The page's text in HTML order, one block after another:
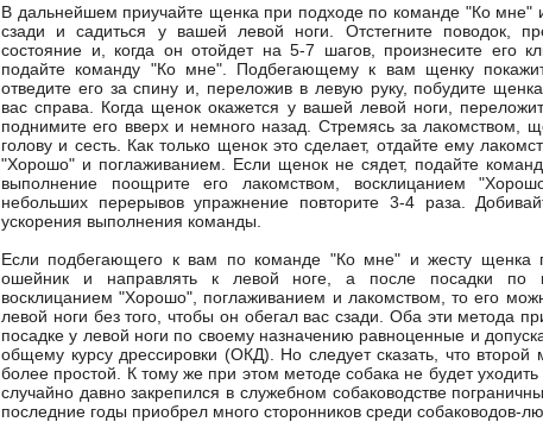
В дальнейшем приучайте щенка при подходе по команде "Ко мне"
сзади и садиться у вашей левой ноги. Отстегните поводок,
состояние и, когда он отойдет на 5-7 шагов, произнесите его
подайте команду "Ко мне". Подбегающему к вам щенку
отведите его за спину и, переложив в левую руку, побудите
вас справа. Когда щенок окажется у вашей левой ноги,
поднимите его вверх и немного назад. Стремясь за лакомством,
голову и сесть. Как только щенок это сделает, отдайте ему
"Хорошо" и поглаживанием. Если щенок не сядет, подайте
выполнение поощрите его лакомством, восклицанием
небольших перерывов упражнение повторите 3-4 раза.
ускорения выполнения команды.
Если подбегающего к вам по команде "Ко мне" и жесту щенка
ошейник и направлять к левой ноге, а после посадки по
восклицанием "Хорошо", поглаживанием и лакомством, то его
левой ноги без того, чтобы он обегал вас сзади. Оба эти метода
посадке у левой ноги по своему назначению равноценные и
общему курсу дрессировки (ОКД). Но следует сказать, что второй
более простой. К тому же при этом методе собака не будет
случайно давно закрепился в служебном собаководстве
последние годы приобрел много сторонников среди собаководов-